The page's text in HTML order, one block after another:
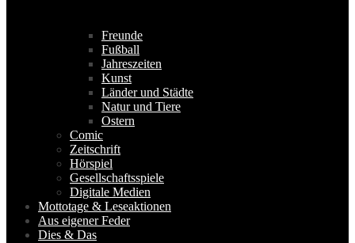
Freunde
Fußball
Jahreszeiten
Kunst
Länder und Städte
Natur und Tiere
Ostern
Comic
Zeitschrift
Hörspiel
Gesellschaftsspiele
Digitale Medien
Mottotage & Leseaktionen
Aus eigener Feder
Dies & Das